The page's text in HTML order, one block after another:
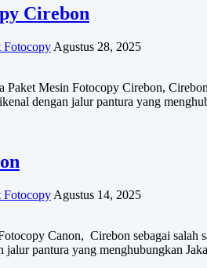
Cirebon
Fotocopy Agustus 28, 2025
Mesin Fotocopy Cirebon,
dengan jalur pantura yang
Fotocopy Agustus 14, 2025
Canon, Cirebon sebagai salah
jalur pantura yang menghubungkan